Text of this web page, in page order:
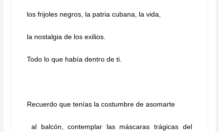
los frijoles negros, la patria cubana, la vida,
la nostalgia de los exilios.
Todo lo que había dentro de ti.
Recuerdo que tenías la costumbre de asomarte
al balcón, contemplar las máscaras trágicas del